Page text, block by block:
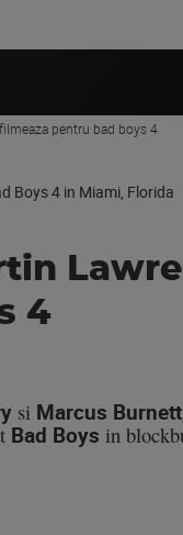
pentru bad boys 4
4
si Marcus
Bad Boys in